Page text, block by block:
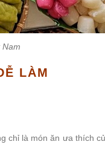
Nam
LÀM
chỉ là món ăn ưa thích